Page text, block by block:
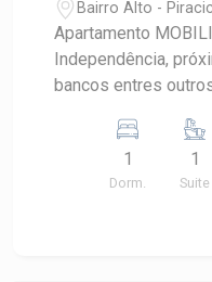
Bairro Alto -
Apartamento
Independência,
bancos entres
privilegiada e de fácil acesso. -
suíte com armários
com box e
1
Dorm.
1
Suite